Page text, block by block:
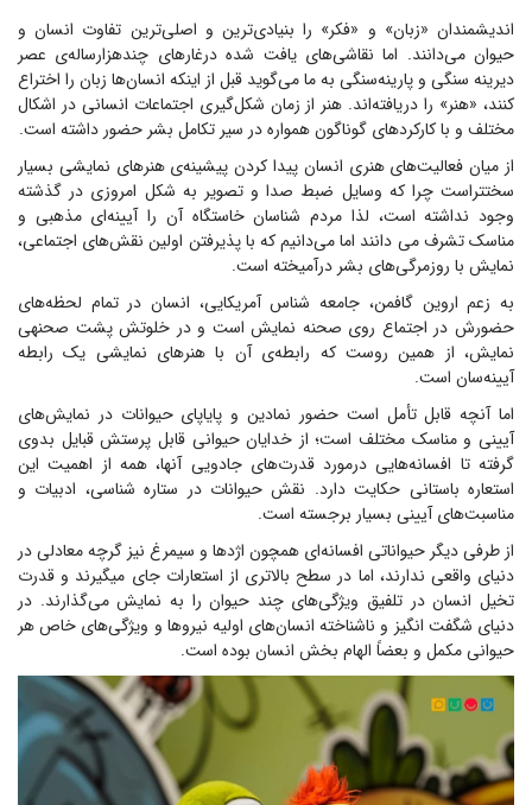
اندیشمندان «زبان» و «فکر» را بنیادی‌ترین و اصلی‌ترین تفاوت انسان و
حیوان می‌دانند. اما نقاشی‌های یافت شده درغارهای چندهزارساله‌ی عصر
دیرینه سنگی و پارینه‌سنگی به ما می‌گوید قبل از اینکه انسان‌ها زبان را اختراع
کنند، «هنر» را دریافته‌اند. هنر از زمان شکل‌گیری اجتماعات انسانی در اشکال
مختلف و با کارکردهای گوناگون همواره در سیر تکامل بشر حضور داشته است.
از میان فعالیت‌های هنری انسان پیدا کردن پیشینه‌ی هنرهای نمایشی بسیار
سختتراست چرا که وسایل ضبط صدا و تصویر به شکل امروزی در گذشته
وجود نداشته است، لذا مردم شناسان خاستگاه آن را آیینه‌ای مذهبی و
مناسک تشرف می دانند اما می‌دانیم که با پذیرفتن اولین نقش‌های اجتماعی،
نمایش با روزمرگی‌های بشر درآمیخته است.
به زعم اروین گافمن، جامعه شناس آمریکایی، انسان در تمام لحظه‌های
حضورش در اجتماع روی صحنه نمایش است و در خلوتش پشت صحنهی
نمایش، از همین روست که رابطه‌ی آن با هنرهای نمایشی یک رابطه
آیینه‌سان است.
اما آنچه قابل تأمل است حضور نمادین و پایاپای حیوانات در نمایش‌های
آیینی و مناسک مختلف است؛ از خدایان حیوانی قابل پرستش قبایل بدوی
گرفته تا افسانه‌هایی درمورد قدرت‌های جادویی آنها، همه از اهمیت این
استعاره باستانی حکایت دارد. نقش حیوانات در ستاره شناسی، ادبیات و
مناسبت‌های آیینی بسیار برجسته است.
از طرفی دیگر حیواناتی افسانه‌ای همچون اژدها و سیمرغ نیز گرچه معادلی در
دنیای واقعی ندارند، اما در سطح بالاتری از استعارات جای میگیرند و قدرت
تخیل انسان در تلفیق ویژگی‌های چند حیوان را به نمایش می‌گذارند. در
دنیای شگفت انگیز و ناشناخته انسان‌های اولیه نیروها و ویژگی‌های خاص هر
حیوانی مکمل و بعضاً الهام بخش انسان بوده است.